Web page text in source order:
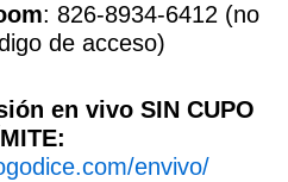
: 826-8934-6412 (no
de acceso)
en vivo SIN CUPO
envivo/